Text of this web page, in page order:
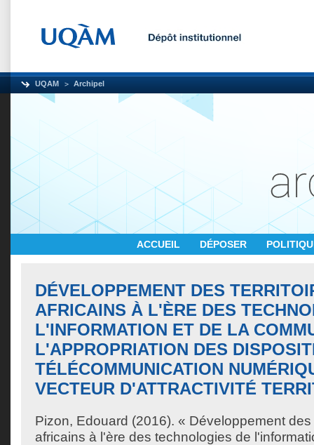
UQAM Archipel
ACCUEIL DÉPOSER
DÉVELOPPEMENT DES
AFRICAINS À L'ÈRE DES
L'INFORMATION ET DE LA
L'APPROPRIATION DES
TÉLÉCOMMUNICATION
VECTEUR D'ATTRACTIVITÉ
Pizon, Edouard (2016). « Développement
africains à l'ère des technologies de